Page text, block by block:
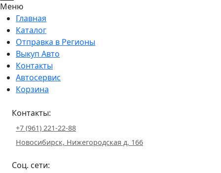
Меню
Главная
Каталог
Отправка в Регионы
Выкуп Авто
Контакты
Автосервис
Корзина
Контакты:
+7 (961) 221-22-88
Новосибирск, Нижегородская д. 166
Соц. сети: